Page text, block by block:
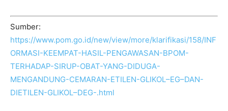
Sumber:
https://www.pom.go.id/new/view/more/klarifikasi/158/INF
ORMASI-KEEMPAT-HASIL-PENGAWASAN-BPOM-
TERHADAP-SIRUP-OBAT-YANG-DIDUGA-
MENGANDUNG-CEMARAN-ETILEN-GLIKOL–EG–DAN-
DIETILEN-GLIKOL–DEG-.html